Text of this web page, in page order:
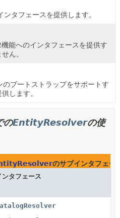
タフェースを提供します。
能へのインタフェースを提供す
ん。
ブートストラップをサポートす
します。
のEntityResolverの使
のサブインタフェー
ンタフェース